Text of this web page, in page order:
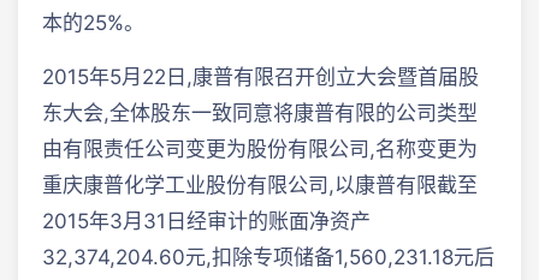
本的25%。
2015年5月22日,康普有限召开创立大会暨首届股
东大会,全体股东一致同意将康普有限的公司类型
由有限责任公司变更为股份有限公司,名称变更为
重庆康普化学工业股份有限公司,以康普有限截至
2015年3月31日经审计的账面净资产
32,374,204.60元,扣除专项储备1,560,231.18元后